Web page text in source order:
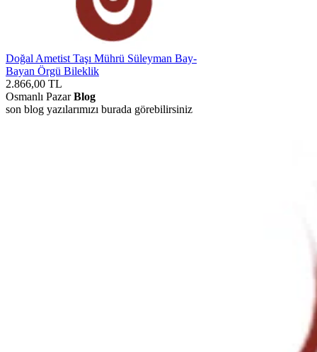
Doğal Ametist Taşı Mührü Süleyman Bay-
Bayan Örgü Bileklik
2.866,00 TL
Osmanlı PazarBlog
son blog yazılarımızı burada görebilirsiniz